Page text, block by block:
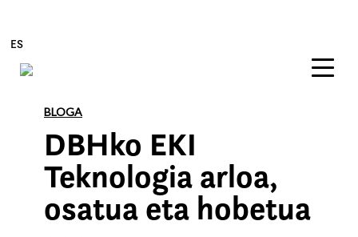
Edukira zuzenean joan
ES
BLOGA
DBHko EKI
Teknologia arloa,
osatua eta hobetua